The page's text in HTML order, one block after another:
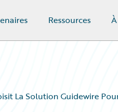
Ressources
La Solution Guidewire